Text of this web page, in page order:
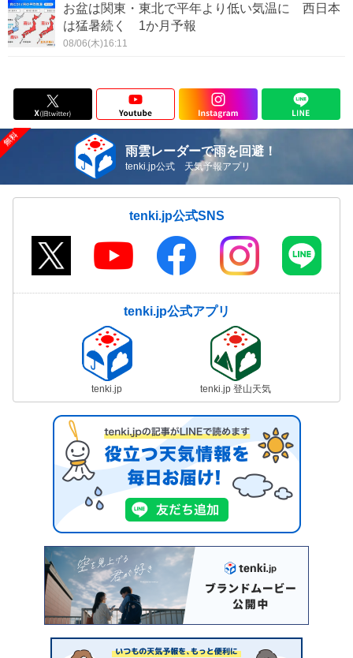
お盆は関東・東北で平年より低い気温に 西日本
は猛暑続く 1か月予報
08/06(木)16:11
雨雲レーダーで雨を回避！
tenki.jp公式 天気予報アプリ
tenki.jp公式SNS
tenki.jp公式アプリ
tenki.jp tenki.jp 登山天気